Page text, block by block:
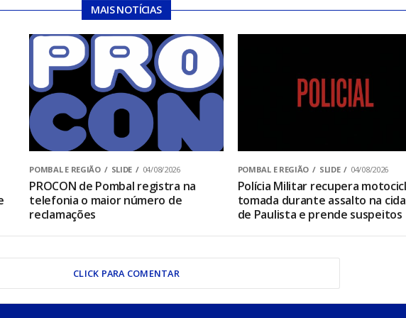
MAIS NOTÍCIAS
POMBAL E REGIÃO SLIDE 04/08/2026
PROCON de Pombal registra na
telefonia o maior número de
reclamações
POMBAL E REGIÃO SLIDE 04/08/2026
Polícia Militar recupera
tomada durante assalto na
de Paulista e prende suspeitos
CLICK PARA COMENTAR